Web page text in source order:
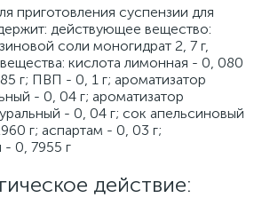
приготовления суспензии для
действующее вещество:
соли моногидрат 2, 7 г,
кислота лимонная - 0, 080
г; ПВП - 0, 1 г; ароматизатор
- 0, 04 г; ароматизатор
- 0, 04 г; сок апельсиновый
г; аспартам - 0, 03 г;
- 0, 7955 г
действие: